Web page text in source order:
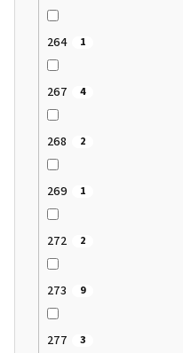
264 1
267 4
268 2
269 1
272 2
273 9
277 3